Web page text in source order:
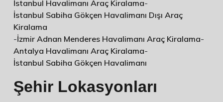
İstanbul Havalimanı Araç Kiralama-
İstanbul Sabiha Gökçen Havalimanı Dışı Araç
Kiralama
-İzmir Adnan Menderes Havalimanı Araç Kiralama-
Antalya Havalimanı Araç Kiralama-
İstanbul Sabiha Gökçen Havalimanı
Şehir Lokasyonları